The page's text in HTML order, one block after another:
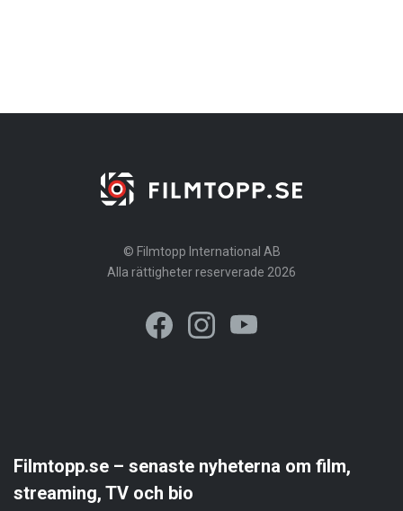
© Filmtopp International AB
Alla rättigheter reserverade 2026
Filmtopp.se – senaste nyheterna om film,
streaming, TV och bio